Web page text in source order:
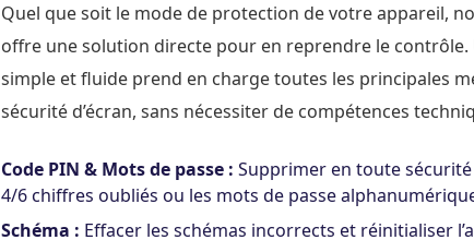
Quel que soit le mode de protection de votre appareil,
offre une solution directe pour en reprendre le contrôle.
simple et fluide prend en charge toutes les principales
sécurité d’écran, sans nécessiter de compétences
Code PIN & Mots de passe : Supprimer en toute sécurité
4/6 chiffres oubliés ou les mots de passe
Schéma : Effacer les schémas incorrects et réinitialiser